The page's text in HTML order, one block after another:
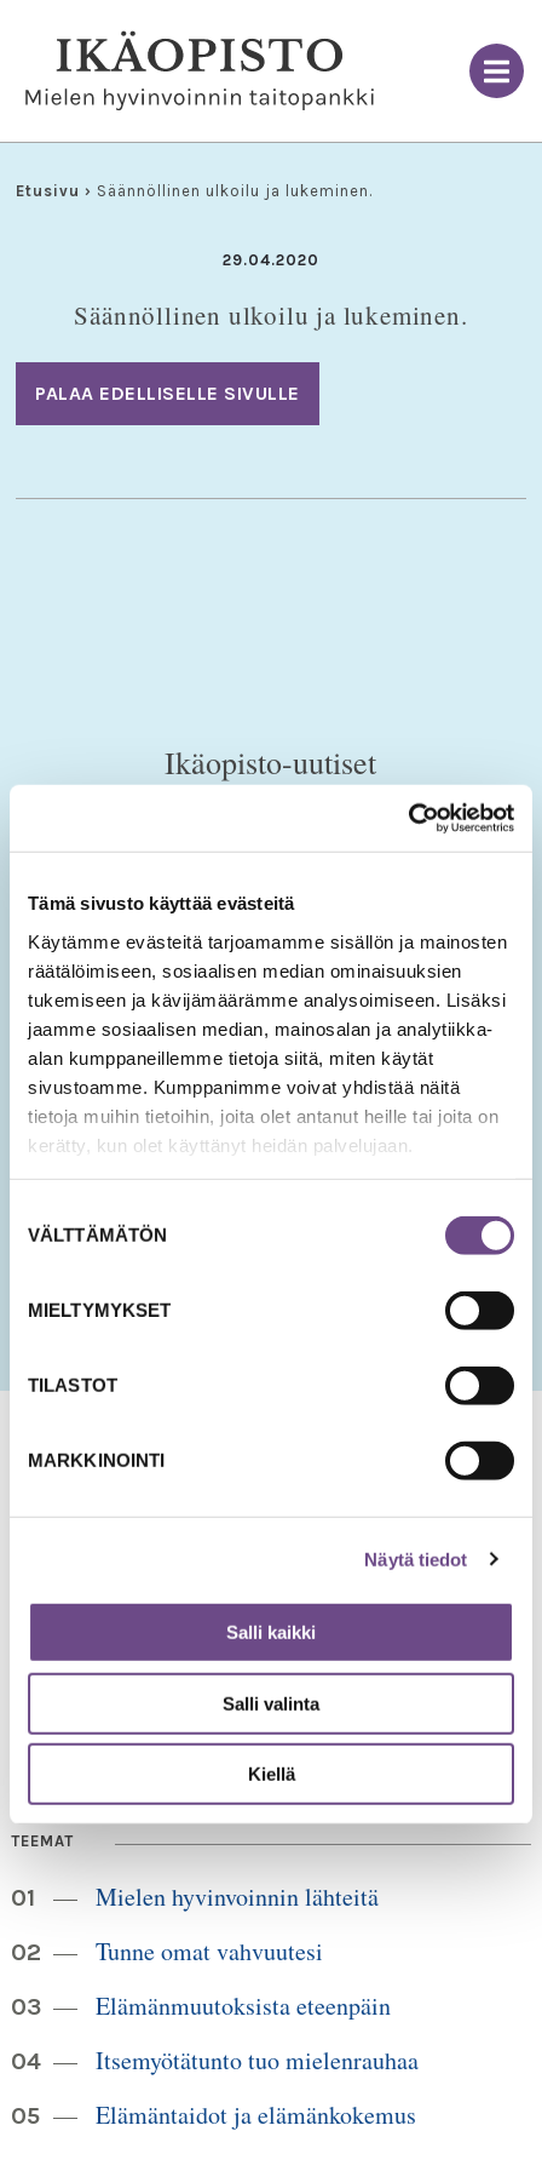
Tämä sivusto käyttää evästeitä
Käytämme evästeitä tarjoamamme sisällön ja mainosten
räätälöimiseen, sosiaalisen median ominaisuuksien
tukemiseen ja kävijämäärämme analysoimiseen. Lisäksi
jaamme sosiaalisen median, mainosalan ja analytiikka-
alan kumppaneillemme tietoja siitä, miten käytät
sivustoamme. Kumppanimme voivat yhdistää näitä
tietoja muihin tietoihin, joita olet antanut heille tai joita on
kerätty, kun olet käyttänyt heidän palvelujaan.
valinta
VÄLTTÄMÄTÖN
MIELTYMYKSET
TILASTOT
MARKKINOINTI
Näytä tiedot
Salli kaikki
Salli valinta
Kiellä
Etusivu › Säännöllinen ulkoilu ja lukeminen.
29.04.2020
Säännöllinen ulkoilu ja lukeminen.
PALAA EDELLISELLE SIVULLE
Ikäopisto-uutiset
Tilaamalla sähköisen uutiskirjeen saat tietoa sivuston
uusista sisällöistä sekä ajankohtaisista mielen
Tilaa Ikäopisto -uutiset
SÄHKÖPOSTIOSOITE*
Hyväksyn tietojeni tallentamisen ja käsittelyn
uutisten lähettämistä varten.
KK
slash
slash
puh. 09 6122 160HUOM!Lankanumeron käyttö loppuu
30.6.2026, sen jälkeen numero on 040 350 3104
info@ikainstituutti.fi
TEEMAT
Mielen hyvinvoinnin lähteitä
Tunne omat vahvuutesi
Elämänmuutoksista eteenpäin
Itsemyötätunto tuo mielenrauhaa
Elämäntaidot ja elämänkokemus